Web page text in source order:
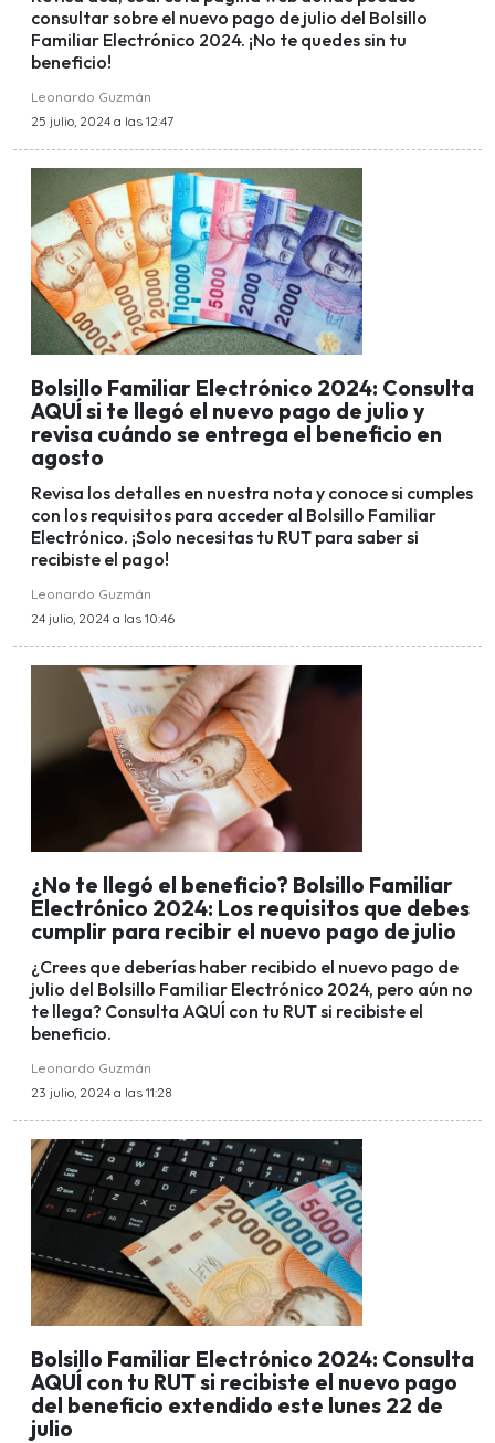
consultar sobre el nuevo pago de julio del Bolsillo
Familiar Electrónico 2024. ¡No te quedes sin tu
beneficio!
Leonardo Guzmán
25 julio, 2024 a las 12:47
Bolsillo Familiar Electrónico 2024: Consulta
AQUÍ si te llegó el nuevo pago de julio y
revisa cuándo se entrega el beneficio en
agosto
Revisa los detalles en nuestra nota y conoce si cumples
con los requisitos para acceder al Bolsillo Familiar
Electrónico. ¡Solo necesitas tu RUT para saber si
recibiste el pago!
Leonardo Guzmán
24 julio, 2024 a las 10:46
¿No te llegó el beneficio? Bolsillo Familiar
Electrónico 2024: Los requisitos que debes
cumplir para recibir el nuevo pago de julio
¿Crees que deberías haber recibido el nuevo pago de
julio del Bolsillo Familiar Electrónico 2024, pero aún no
te llega? Consulta AQUÍ con tu RUT si recibiste el
beneficio.
Leonardo Guzmán
23 julio, 2024 a las 11:28
Bolsillo Familiar Electrónico 2024: Consulta
AQUÍ con tu RUT si recibiste el nuevo pago
del beneficio extendido este lunes 22 de
julio